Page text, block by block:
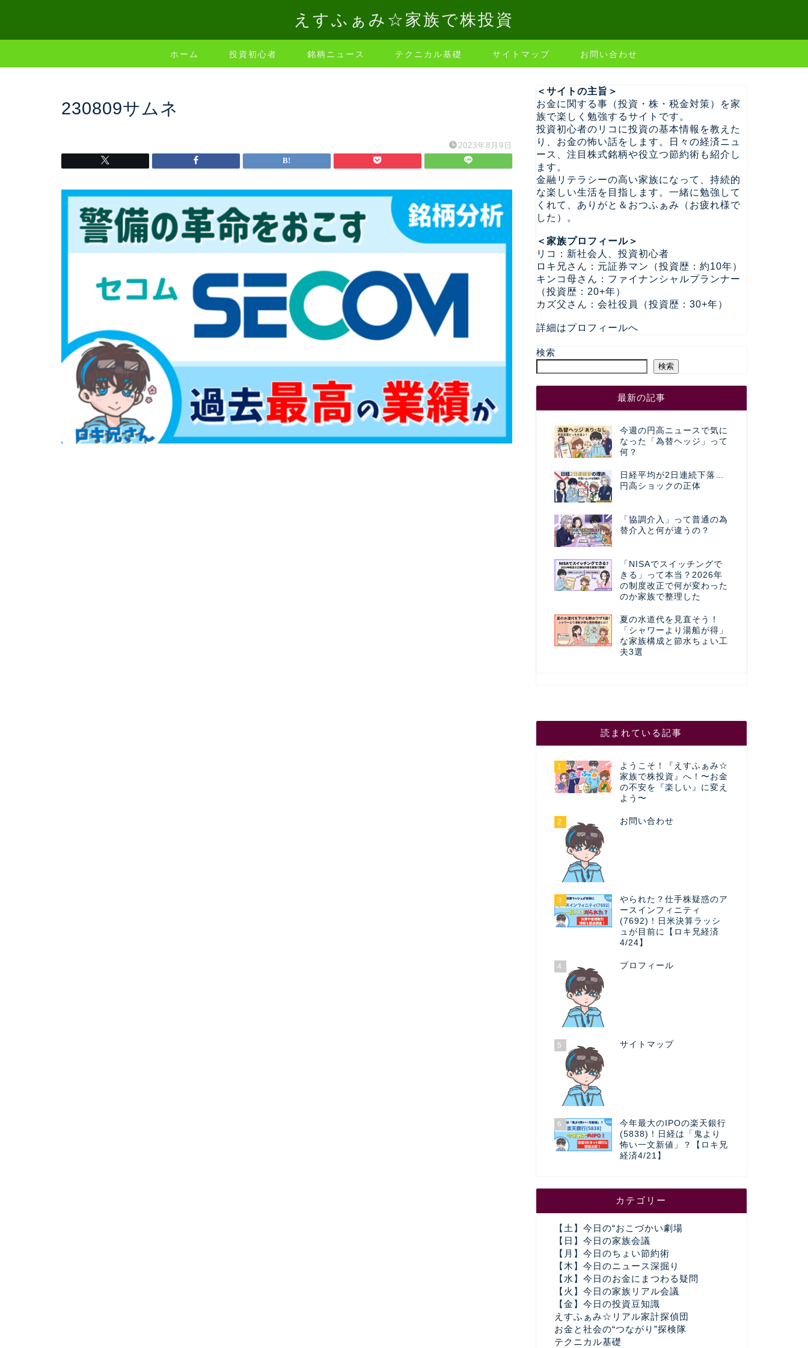
えすふぁみ☆家族で株投資
ホーム 投資初心者 銘柄ニュース テクニカル基礎 サイトマップ お問い合わせ
230809サムネ
2023年8月9日
＜サイトの主旨＞
お金に関する事（投資・株・税金対策）を家
族で楽しく勉強するサイトです。
投資初心者のリコに投資の基本情報を教えた
り、お金の怖い話をします。日々の経済ニュ
ース、注目株式銘柄や役立つ節約術も紹介し
ます。
金融リテラシーの高い家族になって、持続的
な楽しい生活を目指します。一緒に勉強して
くれて、ありがと＆おつふぁみ（お疲れ様で
した）。
＜家族プロフィール＞
リコ：新社会人、投資初心者
ロキ兄さん：元証券マン（投資歴：約10年）
キンコ母さん：ファイナンシャルプランナー
（投資歴：20+年）
カズ父さん：会社役員（投資歴：30+年）
詳細はプロフィールへ
検索
検索
最新の記事
今週の円高ニュースで気に
なった「為替ヘッジ」って
何？
日経平均が2日連続下落…
円高ショックの正体
「協調介入」って普通の為
替介入と何が違うの？
「NISAでスイッチングで
きる」って本当？2026年
の制度改正で何が変わった
のか家族で整理した
夏の水道代を見直そう！
「シャワーより湯船が得」
な家族構成と節水ちょい工
夫3選
読まれている記事
1
ようこそ！『えすふぁみ☆
家族で株投資』へ！〜お金
の不安を『楽しい』に変え
よう〜
2 お問い合わせ
3
やられた？仕手株疑惑のア
ースインフィニティ
(7692)！日米決算ラッシ
ュが目前に【ロキ兄経済
4/24】
4 プロフィール
5 サイトマップ
6
今年最大のIPOの楽天銀行
(5838)！日経は「鬼より
怖い一文新値」？【ロキ兄
経済4/21】
カテゴリー
【土】今日の“おこづかい劇場
【日】今日の家族会議
【月】今日のちょい節約術
【木】今日のニュース深掘り
【水】今日のお金にまつわる疑問
【火】今日の家族リアル会議
【金】今日の投資豆知識
えすふぁみ☆リアル家計探偵団
お金と社会の“つながり”探検隊
テクニカル基礎